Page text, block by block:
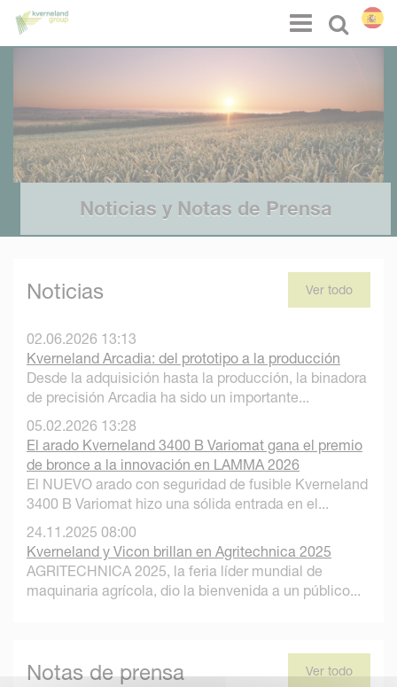
Select
Menu
Noticias y Notas de Prensa
Noticias Ver todo
02.06.2026 13:13
Kverneland Arcadia: del prototipo a la producción
Desde la adquisición hasta la producción, la binadora
de precisión Arcadia ha sido un importante...
05.02.2026 13:28
El arado Kverneland 3400 B Variomat gana el premio
de bronce a la innovación en LAMMA 2026
El NUEVO arado con seguridad de fusible Kverneland
3400 B Variomat hizo una sólida entrada en el...
24.11.2025 08:00
Kverneland y Vicon brillan en Agritechnica 2025
AGRITECHNICA 2025, la feria líder mundial de
maquinaria agrícola, dio la bienvenida a un público...
Notas de prensa Ver todo
Panel de gestión de cookies